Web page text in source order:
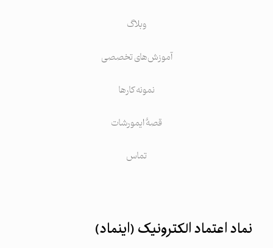
وبلاگ
آموزش‌های تخصصی
نمونه کارها
قصهٔ ایمورشات
تماس
نماد اعتماد الکترونیک (اینماد)